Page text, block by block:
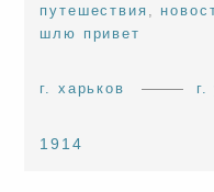
путешествия
шлю привет
г. харьков
1914